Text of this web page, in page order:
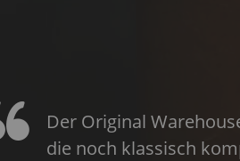
Der Original
die noch klassisch